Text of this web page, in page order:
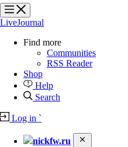
?
?
LiveJournal
Find more
Communities
RSS Reader
Shop
Help
Search
Log in `
nickfw.ru